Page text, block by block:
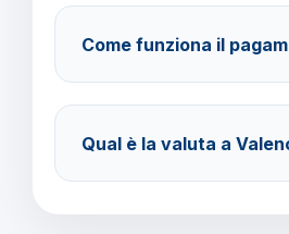
prima della partenza con un
modifica.
Come funziona il
Acconto del 40% alla
prima della partenza.
Qual è la valuta a
partenza.